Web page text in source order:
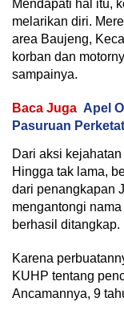
Mendapati hal itu,
melarikan diri.
area Baujeng,
korban dan
sampainya.
Baca Juga Apel
Pasuruan
Dari aksi
Hingga tak lama,
dari penangkapan
mengantongi
berhasil ditangkap.
Karena
KUHP tentang
Ancamannya, 9